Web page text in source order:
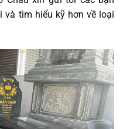
và tìm hiểu kỹ hơn về loại